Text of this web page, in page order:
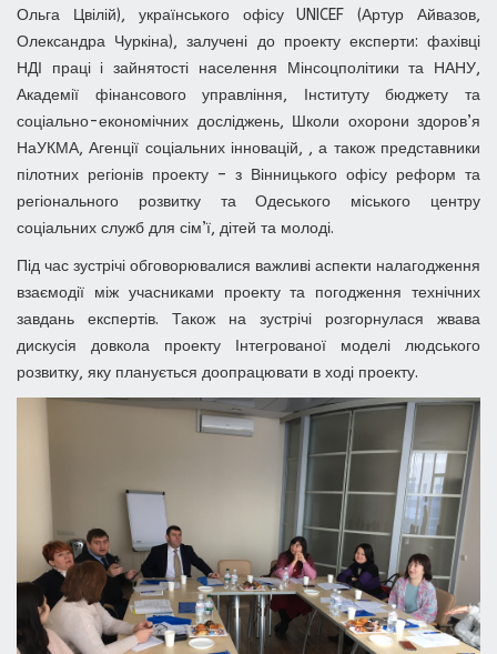
Ольга Цвілій), українського офісу UNICEF (Артур Айвазов,
Олександра Чуркіна), залучені до проекту експерти: фахівці
НДІ праці і зайнятості населення Мінсоцполітики та НАНУ,
Академії фінансового управління, Інституту бюджету та
соціально-економічних досліджень, Школи охорони здоров’я
НаУКМА, Агенції соціальних інновацій, , а також представники
пілотних регіонів проекту – з Вінницького офісу реформ та
регіонального розвитку та Одеського міського центру
соціальних служб для сім’ї, дітей та молоді.
Під час зустрічі обговорювалися важливі аспекти налагодження
взаємодії між учасниками проекту та погодження технічних
завдань експертів. Також на зустрічі розгорнулася жвава
дискусія довкола проекту Інтегрованої моделі людського
розвитку, яку планується доопрацювати в ході проекту.